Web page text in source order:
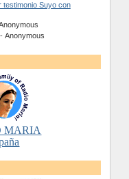
testimonio Suyo con
Anonymous
MARIA